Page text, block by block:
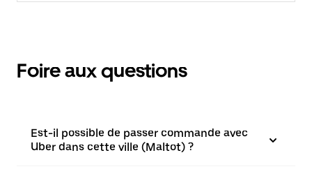
Foire aux questions
Est-il possible de passer commande avec
Uber dans cette ville (Maltot) ?